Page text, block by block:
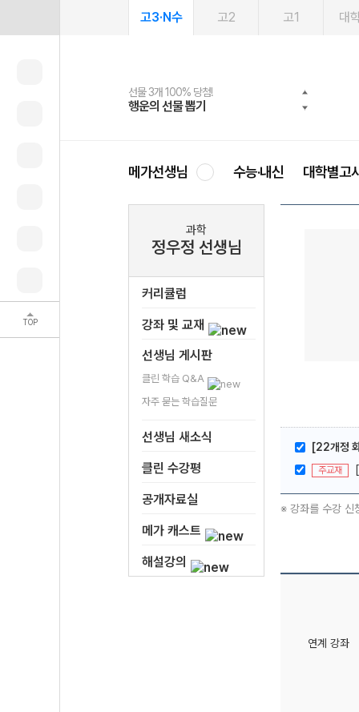
TOP
고3·N수 고2 고1 대
선물 3개 100% 당첨!
행운의 선물 뽑기
선물 100% 증정!
메가스터디 X 올리브
여름방학 스터디 캐시백
메가런 썸머스쿨
2027 러셀 단과
강사 공개선발
스마트러닝앱
설문 EVENT
메가패스
3일 무료 체험권
메가패스 수강생 무료혜택!
메가클럽 멤버십
사회공헌 캠페인
희망이룸 메가나눔
메가선생님 수능·내신 대학별고
과학
정우정 선생님
커리큘럼
강좌 및 교재
선생님 게시판
클린 학습 Q&A
자주 묻는 학습질문
선생님 새소식
클린 수강평
공개자료실
메가 캐스트
해설강의
[22개정
주교재
※ 강좌를 수강 신
연계 강좌